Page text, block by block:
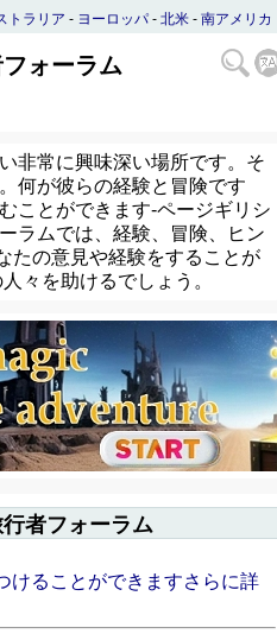
トラリア - ヨーロッパ - 北米 - 南アメリカ
ォーラム
非常に興味深い場所です。そ
何が彼らの経験と冒険です
ことができます-ページギリシ
ラムでは、経験、冒険、ヒン
たの意見や経験をすることが
々を助けるでしょう。
者フォーラム
けることができますさらに詳